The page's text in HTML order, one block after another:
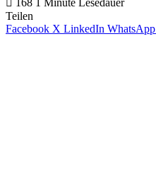
168
1 Minute Lesedauer
Teilen
Facebook X LinkedIn WhatsApp